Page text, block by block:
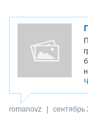
romanovz сентябрь